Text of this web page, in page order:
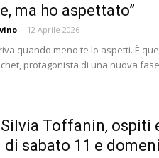
ma ho aspettato”
- 12 Aprile 2026
quando meno te lo aspetti. È
protagonista di una nuova
Toffanin, ospiti
sabato 11 e